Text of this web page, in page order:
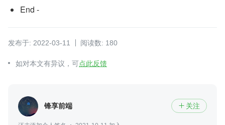
End -
发布于: 2022-03-11 阅读数: 180
如对本文有异议，可点此反馈
锋享前端  关注